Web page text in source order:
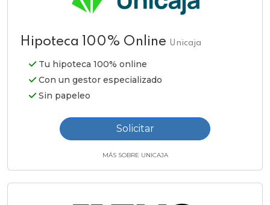
Hipoteca 100% Online Unicaja
Tu hipoteca 100% online
Con un gestor especializado
Sin papeleo
Solicitar
MÁS SOBRE UNICAJA